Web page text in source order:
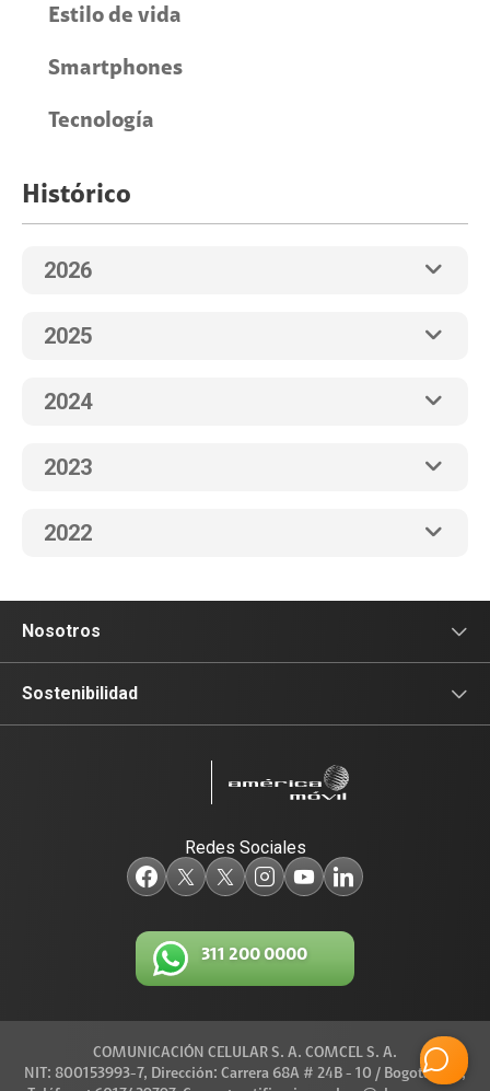
Estilo de vida
Smartphones
Tecnología
Histórico
2026
2025
2024
2023
2022
Nosotros
Sala de prensa
Legal y regulatorio
Sostenibilidad
Red de Voluntarios
Diversidad, Equidad e Inclusión
Conexiones
Redes Sociales
311 200 0000
COMUNICACIÓN CELULAR S. A. COMCEL S. A.
NIT: 800153993-7, Dirección: Carrera 68A # 24B - 10 / Bogotá D.C.,